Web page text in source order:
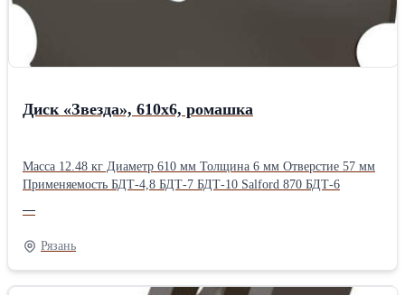
Диск «Звезда», 610х6, ромашка
Масса 12.48 кг Диаметр 610 мм Толщина 6 мм Отверстие 57 мм
Применяемость БДТ-4,8 БДТ-7 БДТ-10 Salford 870 БДТ-6
—
Рязань